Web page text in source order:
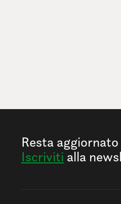
Resta
Iscriviti alla